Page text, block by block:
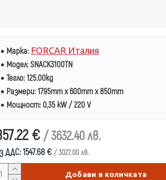
€ / 3632.40 лв.
ДДС: 1547.68 € / 3027.00 лв.
Марка: FORCAR Италия
Модел:SNACK3100TN
Тегло:125.00kg
Размери:1795mm x 600mm x 850mm
Мощност: 0,35 kW / 220 V
Добави в количката